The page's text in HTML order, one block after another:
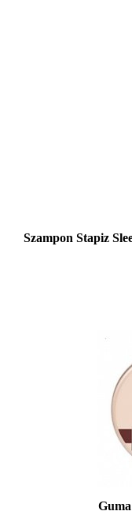
Szampon Stapiz